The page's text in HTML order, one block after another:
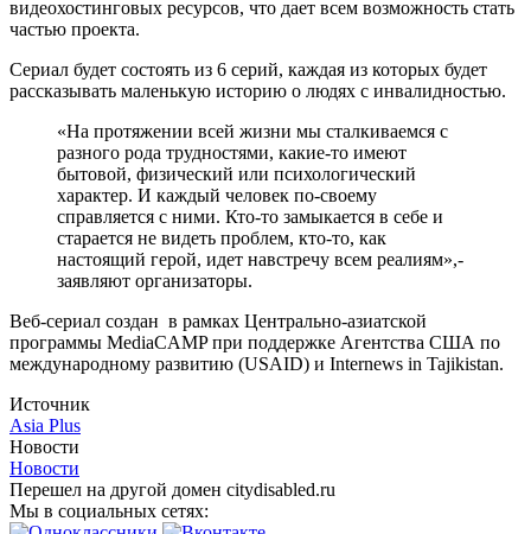
видеохостинговых ресурсов, что дает всем возможность стать
частью проекта.
Сериал будет состоять из 6 серий, каждая из которых будет
рассказывать маленькую историю о людях с инвалидностью.
«На протяжении всей жизни мы сталкиваемся с
разного рода трудностями, какие-то имеют
бытовой, физический или психологический
характер. И каждый человек по-своему
справляется с ними. Кто-то замыкается в себе и
старается не видеть проблем, кто-то, как
настоящий герой, идет навстречу всем реалиям»,-
заявляют организаторы.
Веб-сериал создан в рамках Центрально-азиатской
программы MediaCAMP при поддержке Агентства США по
международному развитию (USAID) и Internews in Tajikistan.
Источник
Asia Plus
Новости
Новости
Перешел на другой домен citydisabled.ru
Мы в социальных сетях: